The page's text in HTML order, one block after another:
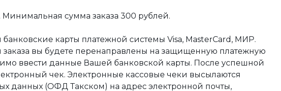
Минимальная сумма заказа 300 рублей.
карты платежной системы Visa, MasterCard, МИР.
вы будете перенаправлены на защищенную платежную
ввести данные Вашей банковской карты. После успешной
чек. Электронные кассовые чеки высылаются
данных (ОФД Такском) на адрес электронной почты,